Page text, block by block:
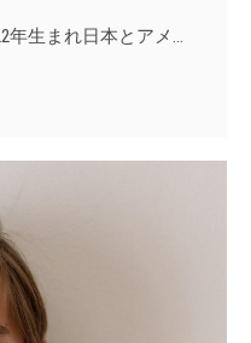
年生まれ日本とアメ…